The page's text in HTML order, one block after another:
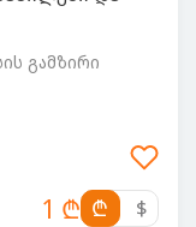
გამზირი
1 ₾ ₾ $